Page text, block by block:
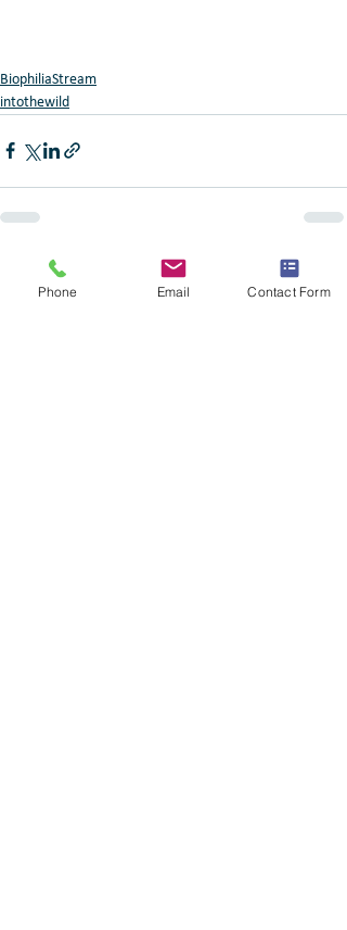
BiophiliaStream
intothewild
Aktuelle Beiträge Alle ansehen
Phone Email Contact Form